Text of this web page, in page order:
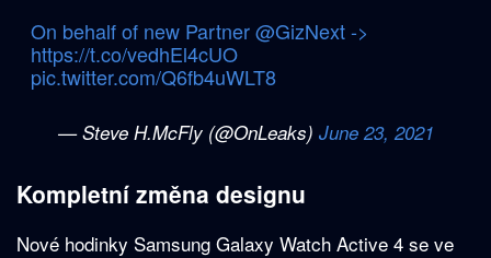
On behalf of new Partner@GizNext->
https://t.co/vedhEl4cUO
pic.twitter.com/Q6fb4uWLT8
— Steve H.McFly (@OnLeaks) June 23, 2021
Kompletní změna designu
Nové hodinky Samsung Galaxy Watch Active 4 se ve